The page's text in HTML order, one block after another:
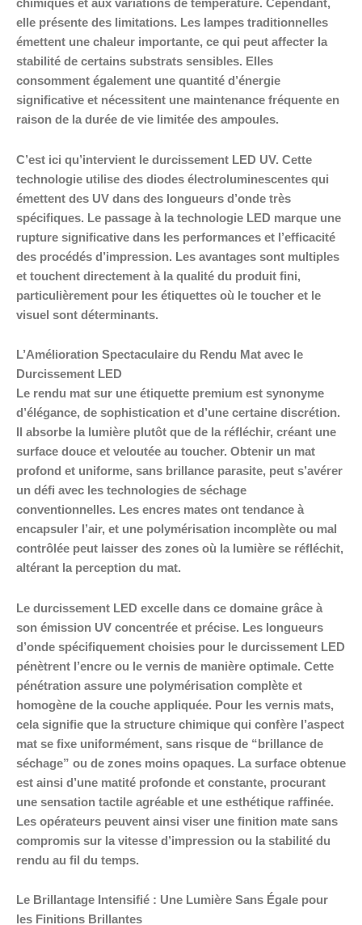
chimiques et aux variations de température. Cependant,
elle présente des limitations. Les lampes traditionnelles
émettent une chaleur importante, ce qui peut affecter la
stabilité de certains substrats sensibles. Elles
consomment également une quantité d’énergie
significative et nécessitent une maintenance fréquente en
raison de la durée de vie limitée des ampoules.
C’est ici qu’intervient le durcissement LED UV. Cette
technologie utilise des diodes électroluminescentes qui
émettent des UV dans des longueurs d’onde très
spécifiques. Le passage à la technologie LED marque une
rupture significative dans les performances et l’efficacité
des procédés d’impression. Les avantages sont multiples
et touchent directement à la qualité du produit fini,
particulièrement pour les étiquettes où le toucher et le
visuel sont déterminants.
L’Amélioration Spectaculaire du Rendu Mat avec le
Durcissement LED
Le rendu mat sur une étiquette premium est synonyme
d’élégance, de sophistication et d’une certaine discrétion.
Il absorbe la lumière plutôt que de la réfléchir, créant une
surface douce et veloutée au toucher. Obtenir un mat
profond et uniforme, sans brillance parasite, peut s’avérer
un défi avec les technologies de séchage
conventionnelles. Les encres mates ont tendance à
encapsuler l’air, et une polymérisation incomplète ou mal
contrôlée peut laisser des zones où la lumière se réfléchit,
altérant la perception du mat.
Le durcissement LED excelle dans ce domaine grâce à
son émission UV concentrée et précise. Les longueurs
d’onde spécifiquement choisies pour le durcissement LED
pénètrent l’encre ou le vernis de manière optimale. Cette
pénétration assure une polymérisation complète et
homogène de la couche appliquée. Pour les vernis mats,
cela signifie que la structure chimique qui confère l’aspect
mat se fixe uniformément, sans risque de “brillance de
séchage” ou de zones moins opaques. La surface obtenue
est ainsi d’une matité profonde et constante, procurant
une sensation tactile agréable et une esthétique raffinée.
Les opérateurs peuvent ainsi viser une finition mate sans
compromis sur la vitesse d’impression ou la stabilité du
rendu au fil du temps.
Le Brillantage Intensifié : Une Lumière Sans Égale pour
les Finitions Brillantes